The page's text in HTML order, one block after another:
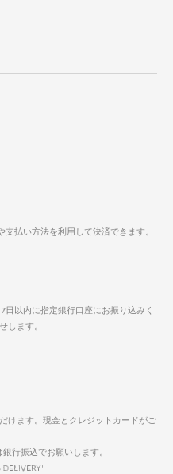
払い方法を利用して決済できます。
以内に指定銀行口座にお振り込みく
します。
けます。現金とクレジットカードがご
行振込でお願いします。